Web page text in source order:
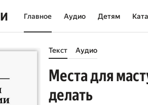
Главное Аудио Детям
Текст Аудио
Места для
делать